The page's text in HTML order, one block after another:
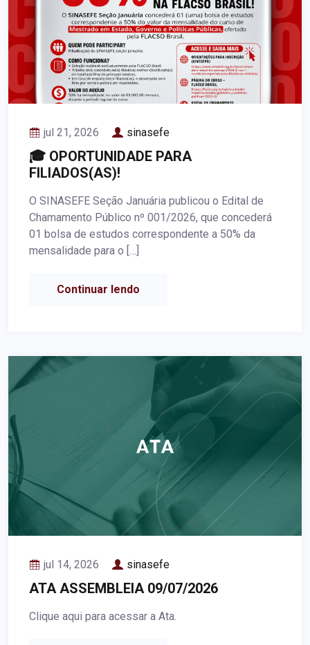
jul 21, 2026 sinasefe
🎓 OPORTUNIDADE PARA
FILIADOS(AS)!
O SINASEFE Seção Januária publicou o Edital de
Chamamento Público nº 001/2026, que concederá
01 bolsa de estudos correspondente a 50% da
mensalidade para o […]
Continuar lendo
jul 14, 2026 sinasefe
ATA ASSEMBLEIA 09/07/2026
Clique aqui para acessar a Ata.